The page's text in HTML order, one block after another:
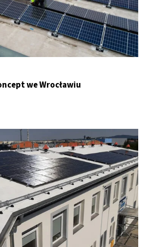
we Wrocławiu